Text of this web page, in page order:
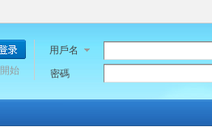
用戶名
密碼
始